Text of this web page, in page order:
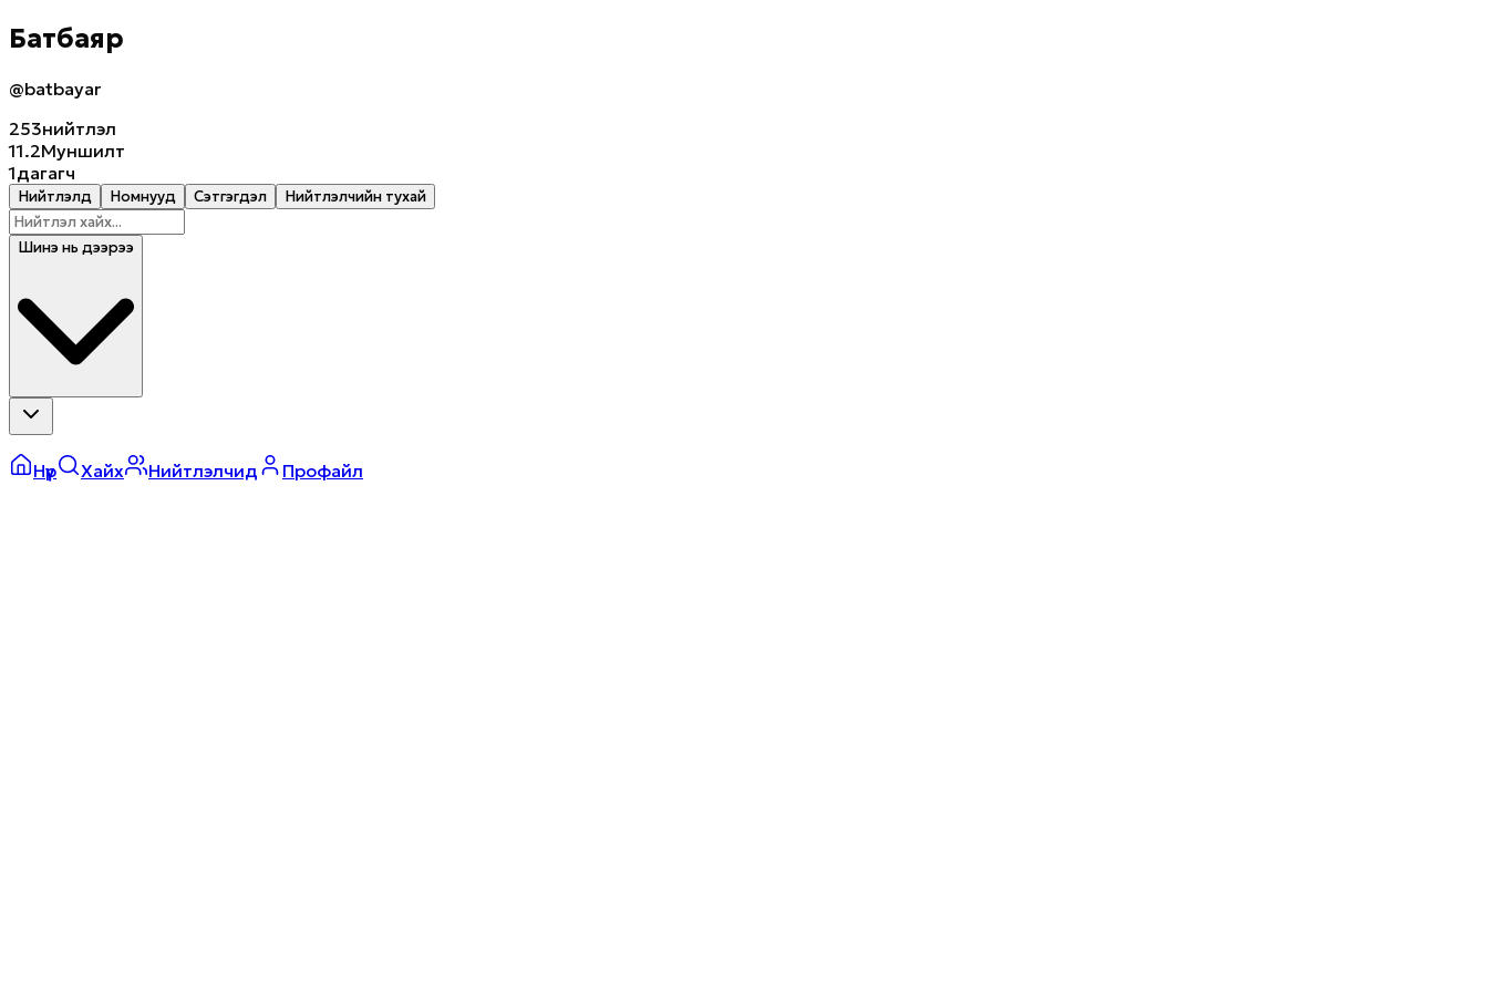
Батбаяр
@batbayar
253нийтлэл
11.2Mуншилт
1дагагч
Нийтлэлүүд Номнууд Сэтгэгдэл Нийтлэлчийн тухай
Шинэ нь дээрээ
Нүүр Хайх Нийтлэлчид Профайл